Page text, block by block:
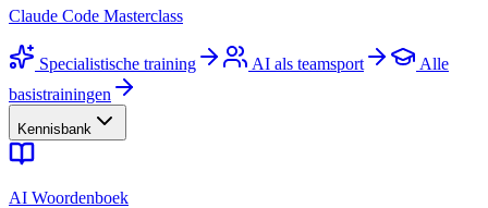
Claude Code Masterclass
Specialistische training AI als teamsport
Alle
basistrainingen
Kennisbank
AI Woordenboek